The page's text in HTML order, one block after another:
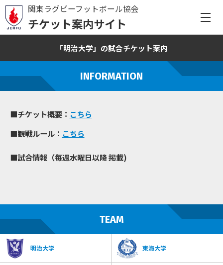
関東ラグビーフットボール協会
チケット案内サイト
「明治大学」の試合チケット案内
INFORMATION
■チケット概要： こちら
■観戦ルール： こちら
■試合情報（毎週水曜日以降 掲載)
TEAM
明治大学 東海大学